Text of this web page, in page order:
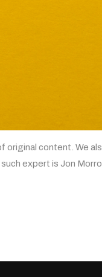
content. We
expert is Jon